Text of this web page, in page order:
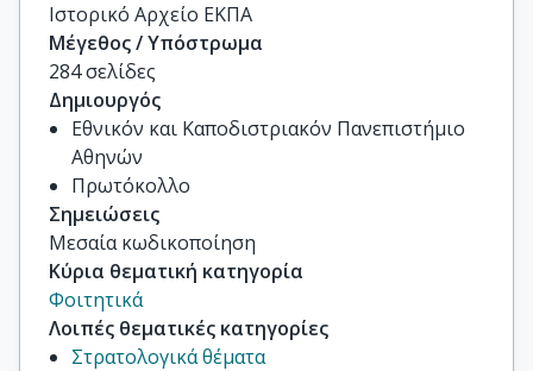
Ιστορικό Αρχείο ΕΚΠΑ
Μέγεθος / Υπόστρωμα
284 σελίδες
Δημιουργός
Εθνικόν και Καποδιστριακόν Πανεπιστήμιο
Αθηνών
Πρωτόκολλο
Σημειώσεις
Μεσαία κωδικοποίηση
Κύρια θεματική κατηγορία
Φοιτητικά
Λοιπές θεματικές κατηγορίες
Στρατολογικά θέματα